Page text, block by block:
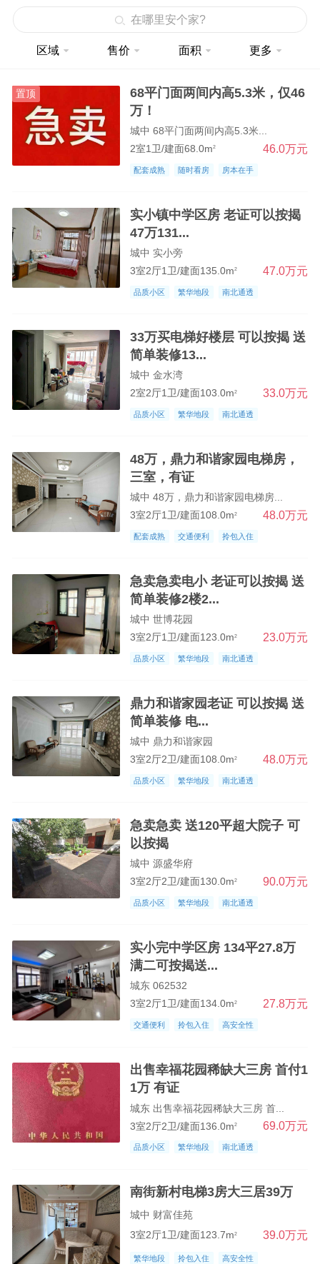
在哪里安个家?
区域 售价 面积 更多
置顶
68平门面两间内高5.3米，仅46
万！
城中 68平门面两间内高5.3米...
2室1卫/建面68.0m2 46.0万元
配套成熟 随时看房 房本在手
实小镇中学区房 老证可以按揭
47万131...
城中 实小旁
3室2厅1卫/建面135.0m2 47.0万元
品质小区 繁华地段 南北通透
33万买电梯好楼层 可以按揭 送
简单装修13...
城中 金水湾
2室2厅1卫/建面103.0m2 33.0万元
品质小区 繁华地段 南北通透
48万，鼎力和谐家园电梯房，
三室，有证
城中 48万，鼎力和谐家园电梯房...
3室2厅1卫/建面108.0m2 48.0万元
配套成熟 交通便利 拎包入住
急卖急卖电小 老证可以按揭 送
简单装修2楼2...
城中 世博花园
3室2厅1卫/建面123.0m2 23.0万元
品质小区 繁华地段 南北通透
鼎力和谐家园老证 可以按揭 送
简单装修 电...
城中 鼎力和谐家园
3室2厅2卫/建面108.0m2 48.0万元
品质小区 繁华地段 南北通透
急卖急卖 送120平超大院子 可
以按揭
城中 源盛华府
3室2厅2卫/建面130.0m2 90.0万元
品质小区 繁华地段 南北通透
实小完中学区房 134平27.8万
满二可按揭送...
城东 062532
3室2厅1卫/建面134.0m2 27.8万元
交通便利 拎包入住 高安全性
出售幸福花园稀缺大三房 首付1
1万 有证
城东 出售幸福花园稀缺大三房 首...
3室2厅2卫/建面136.0m2 69.0万元
品质小区 繁华地段 南北通透
南街新村电梯3房大三居39万
城中 财富佳苑
3室2厅1卫/建面123.7m2 39.0万元
繁华地段 拎包入住 高安全性